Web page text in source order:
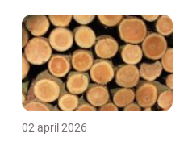
02 april 2026